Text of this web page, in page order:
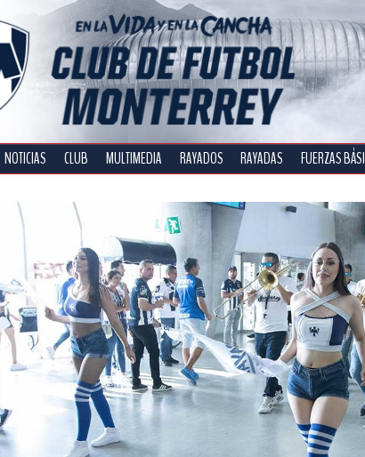
NOTICIAS CLUB MULTIMEDIA RAYADOS RAYADAS FUERZAS